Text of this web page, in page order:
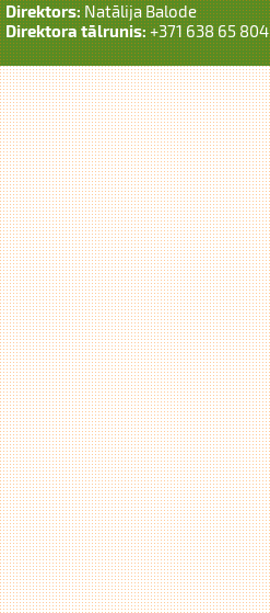
Direktors:Natālija Balode
Direktora tālrunis:+371 638 65 804